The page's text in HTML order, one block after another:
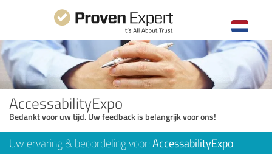
AccessabilityExpo
Bedankt voor uw tijd. Uw feedback is belangrijk voor ons!
Uw ervaring & beoordeling voor: AccessabilityExpo